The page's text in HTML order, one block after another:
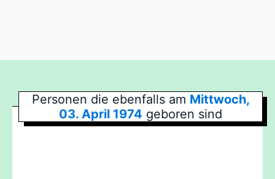
Personen die ebenfalls am Mittwoch,
03. April 1974 geboren sind